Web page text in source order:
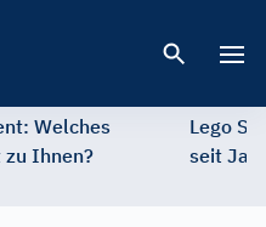
Welches
Ihnen?
Lego
seit